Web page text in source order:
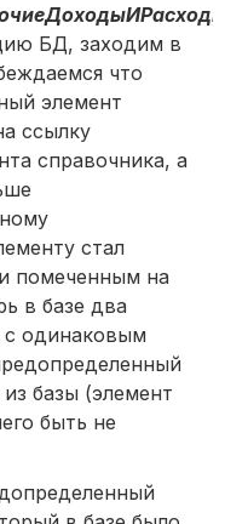
БД, заходим в
что
элемент
ссылку
справочника, а
стал
помеченным на
в базе два
с одинаковым
базы (элемент
быть не